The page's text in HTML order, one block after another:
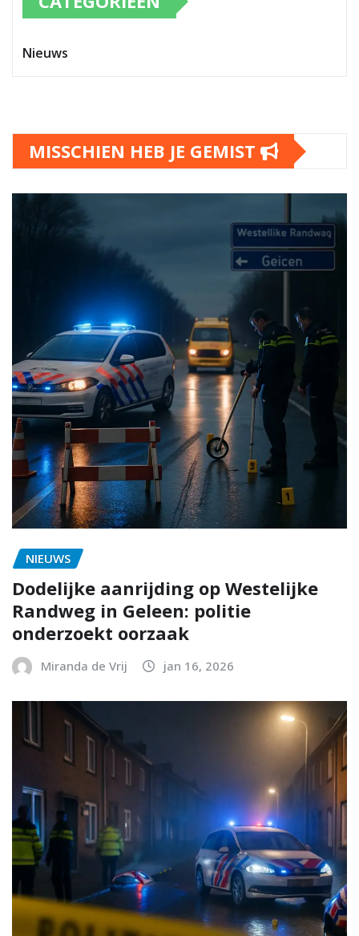
Nieuws
MISSCHIEN HEB JE GEMIST
NIEUWS
Dodelijke aanrijding op Westelijke
Randweg in Geleen: politie
onderzoekt oorzaak
Miranda de Vrij jan 16, 2026